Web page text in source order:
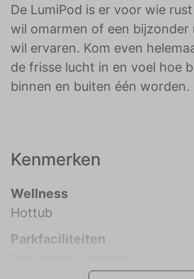
De LumiPod is er voor wie
wil omarmen of een
wil ervaren. Kom even
de frisse lucht in en voel hoe
binnen en buiten één worden.
Kenmerken
Wellness
Hottub
Parkfaciliteiten